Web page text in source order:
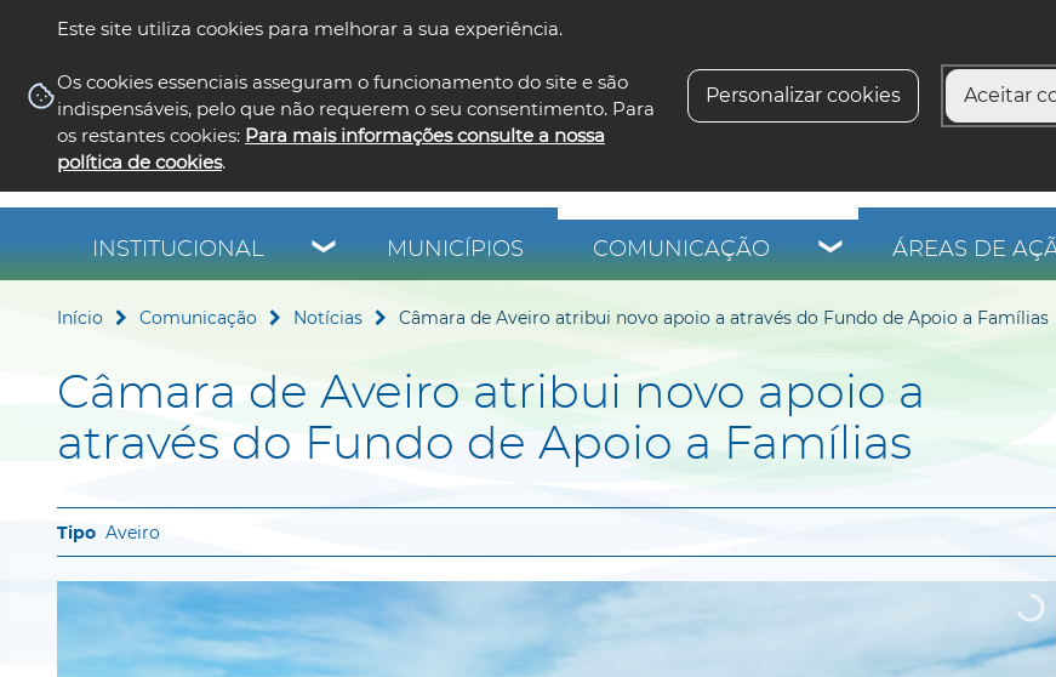
Este site utiliza cookies para melhorar a sua experiência.
Os cookies essenciais asseguram o funcionamento do site e são
indispensáveis, pelo que não requerem o seu consentimento. Para
os restantes cookies: Para mais informações consulte a nossa
política de cookies.
Personalizar cookies Aceitar
INSTITUCIONAL MUNICÍPIOS COMUNICAÇÃO ÁREAS DE
Início Comunicação Notícias Câmara de Aveiro atribui novo apoio a através do Fundo de Apoio a Famílias
Câmara de Aveiro atribui novo apoio a
através do Fundo de Apoio a Famílias
Aveiro